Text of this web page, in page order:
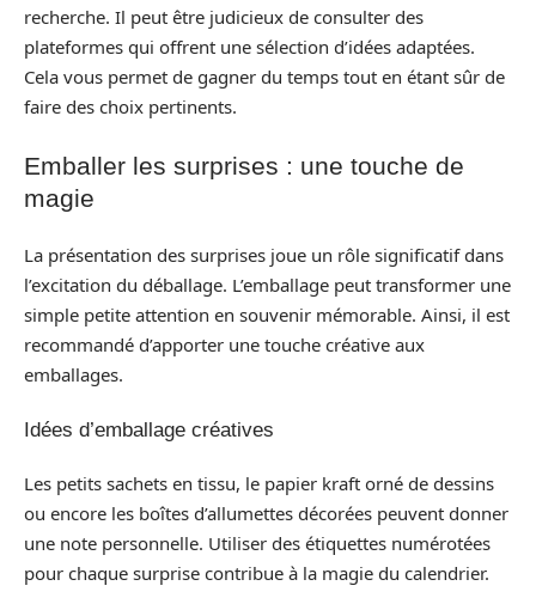
recherche. Il peut être judicieux de consulter des
plateformes qui offrent une sélection d’idées adaptées.
Cela vous permet de gagner du temps tout en étant sûr de
faire des choix pertinents.
Emballer les surprises : une touche de
magie
La présentation des surprises joue un rôle significatif dans
l’excitation du déballage. L’emballage peut transformer une
simple petite attention en souvenir mémorable. Ainsi, il est
recommandé d’apporter une touche créative aux
emballages.
Idées d’emballage créatives
Les petits sachets en tissu, le papier kraft orné de dessins
ou encore les boîtes d’allumettes décorées peuvent donner
une note personnelle. Utiliser des étiquettes numérotées
pour chaque surprise contribue à la magie du calendrier.